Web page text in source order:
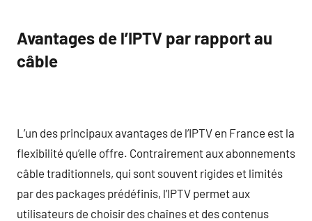
Avantages de l’IPTV par rapport au
câble
L’un des principaux avantages de l’IPTV en France est la
flexibilité qu’elle offre. Contrairement aux abonnements
câble traditionnels, qui sont souvent rigides et limités
par des packages prédéfinis, l’IPTV permet aux
utilisateurs de choisir des chaînes et des contenus